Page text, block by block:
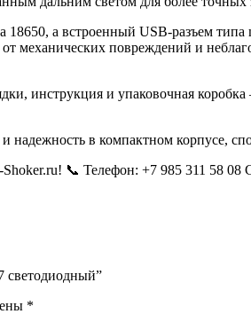
18650, а встроенный USB-разъем
механических повреждений и
инструкция и упаковочная
в компактном корпусе,
📞 Телефон: +7 985 311 58
светодиодный”
*